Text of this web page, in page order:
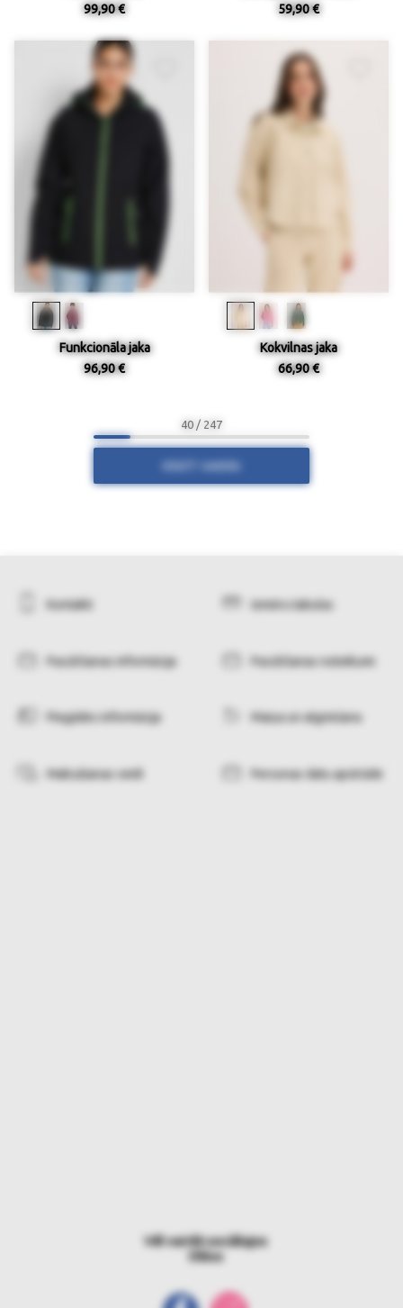
99,90 €
59,90 €
Funkcionāla jaka
96,90 €
Kokvilnas jaka
66,90 €
40 / 247
Kontakti Izmēru tabulas
Pasūtīšanas informācija Pasūtīšanas noteikumi
Piegādes informācija Maiņa un atgriešana
Maksāšanas veidi Personas datu apstrāde
Vēl vairāk sociālajos
tīklos